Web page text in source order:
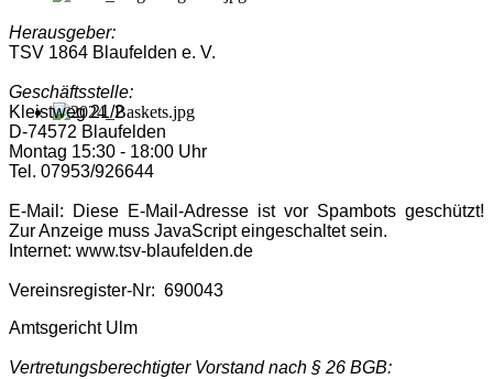
Herausgeber:
TSV 1864 Blaufelden e. V.
Geschäftsstelle:
Kleistweg 21/2
D-74572 Blaufelden
Montag 15:30 - 18:00 Uhr
Tel. 07953/926644
E-Mail:
Diese E-Mail-Adresse ist vor Spambots geschützt!
Zur Anzeige muss JavaScript eingeschaltet sein.
Internet: www.tsv-blaufelden.de
Vereinsregister-Nr: 690043
Amtsgericht Ulm
Vertretungsberechtigter Vorstand nach § 26 BGB: